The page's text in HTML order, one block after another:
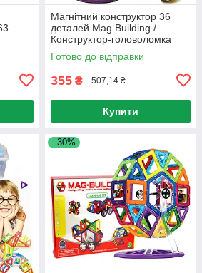
на
Магнітний конструктор 36
деталей Mag Building /
Конструктор-головоломка
для дітей / Конструктор на
магнітах
Готово до відправки
355 ₴ 507,14 ₴
Купити
–30%